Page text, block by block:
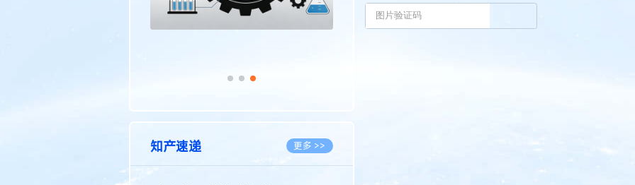
知产速递 更多 >>